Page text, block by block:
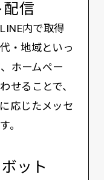
信
内で取得
・地域といっ
ホームペー
せることで、
応じたメッセ
。
ット